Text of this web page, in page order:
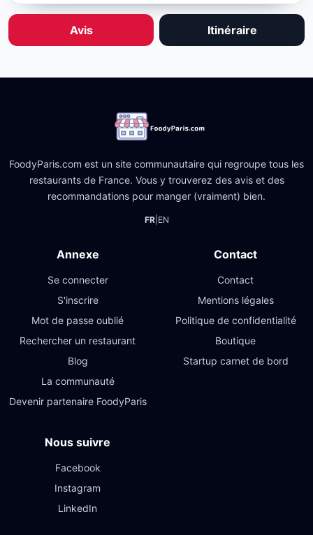
Avis Itinéraire
FoodyParis.com est un site communautaire qui regroupe tous les
restaurants de France. Vous y trouverez des avis et des
recommandations pour manger (vraiment) bien.
FR| EN
Annexe
Se connecter
S'inscrire
Mot de passe oublié
Rechercher un restaurant
Blog
La communauté
Devenir partenaire FoodyParis
Contact
Contact
Mentions légales
Politique de confidentialité
Boutique
Startup carnet de bord
Nous suivre
Facebook
Instagram
LinkedIn